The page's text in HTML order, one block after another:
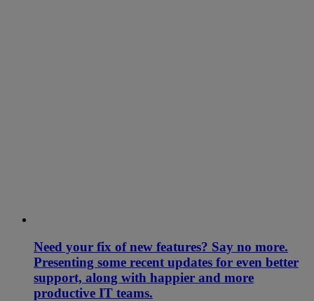
Need your fix of new features? Say no more.
Presenting some recent updates for even better
support, along with happier and more
productive IT teams.